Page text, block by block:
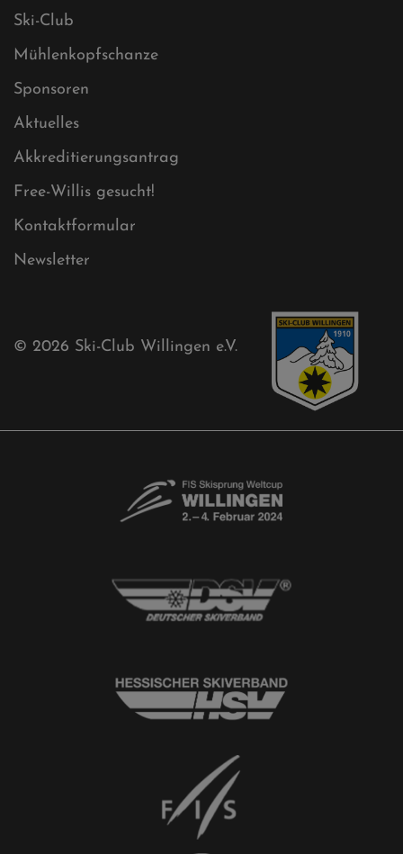
Datenschutz
Impressum
Sitemap
Sitemap XML
Cookies
Ski-Club
Mühlenkopfschanze
Sponsoren
Free-Willis gesucht!
Ski-Club Willingen e.V.